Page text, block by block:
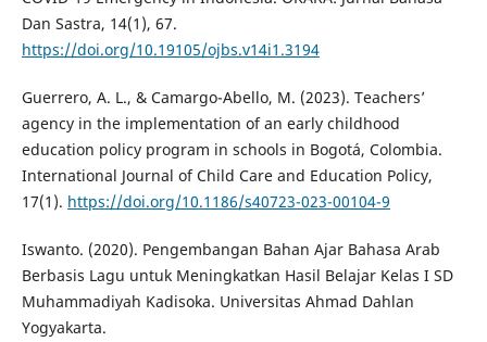
Dan Sastra, 14(1), 67.
https://doi.org/10.19105/ojbs.v14i1.3194
Guerrero, A. L., & Camargo-Abello, M. (2023). Teachers’
agency in the implementation of an early childhood
education policy program in schools in Bogotá, Colombia.
International Journal of Child Care and Education Policy,
17(1). https://doi.org/10.1186/s40723-023-00104-9
Iswanto. (2020). Pengembangan Bahan Ajar Bahasa Arab
Berbasis Lagu untuk Meningkatkan Hasil Belajar Kelas I SD
Muhammadiyah Kadisoka. Universitas Ahmad Dahlan
Yogyakarta.